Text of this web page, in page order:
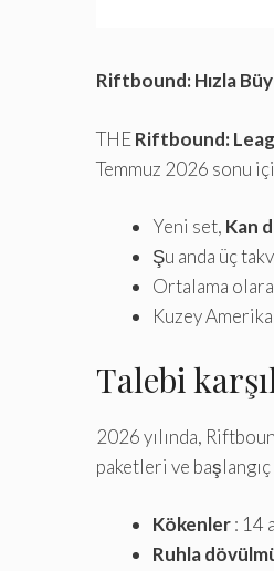
Riftbound: Hızla
THERiftbound:
Temmuz 2026 sonu
Yeni set, Kan
Şu anda üç
Ortalama
Kuzey
Talebi
2026 yılında,
paketleri ve
Kökenler: 14
Ruhla